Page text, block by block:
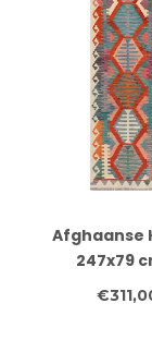
Afghaanse
247x79